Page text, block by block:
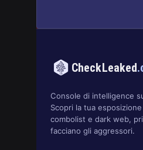
CheckLeaked
Console di intelligence
Scopri la tua
combolist e dark web,
facciano gli aggressori.